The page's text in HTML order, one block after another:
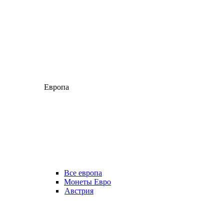
Европа
Все европа
Монеты Евро
Австрия